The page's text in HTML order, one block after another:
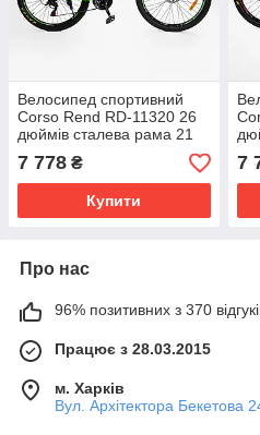
Велосипед спортивний
Corso Rend RD-11320 26
дюймів сталева рама 21
швидкість Shimano
7 778 ₴
Купити
7
Про нас
96% позитивних з 370
Працює з 28.03.2015
м. Харків
Вул. Архітектора Бекетова